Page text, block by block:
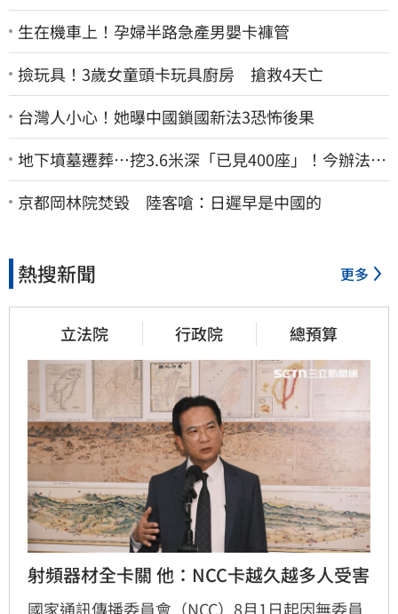
生在機車上！孕婦半路急產男嬰卡褲管
撿玩具！3歲女童頭卡玩具廚房 搶救4天亡
台灣人小心！她曝中國鎖國新法3恐怖後果
地下墳墓遷葬…挖3.6米深「已見400座」！今辦法會
安撫祖先
京都岡林院焚毀 陸客嗆：日遲早是中國的
熱搜新聞 更多
立法院 行政院 總預算
射頻器材全卡關 他：NCC卡越久越多人受害
國家通訊傳播委員會（NCC）8月1日起因無委員